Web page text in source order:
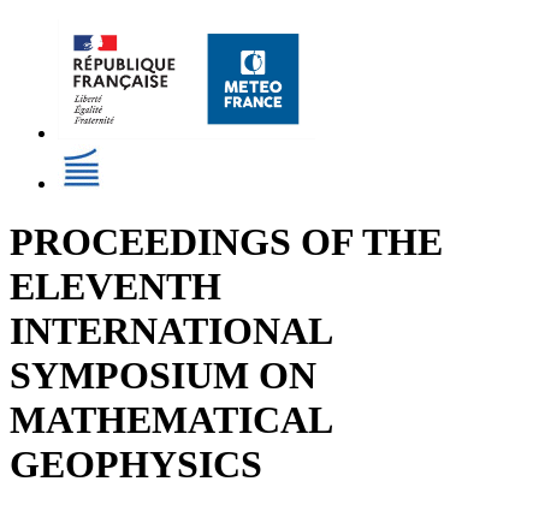
PROCEEDINGS OF THE
ELEVENTH
INTERNATIONAL
SYMPOSIUM ON
MATHEMATICAL
GEOPHYSICS